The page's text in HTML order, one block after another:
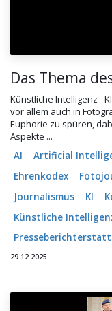
Das Thema
Künstliche Intelligenz -
vor allem auch in
Euphorie zu spüren,
Aspekte ...
AI
Artificial
Ehrenkodex
Journalismus
KI
Künstliche
29.12.2025